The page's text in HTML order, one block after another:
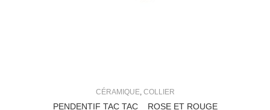
CÉRAMIQUE, COLLIER
PENDENTIF TAC TAC _ ROSE ET ROUGE